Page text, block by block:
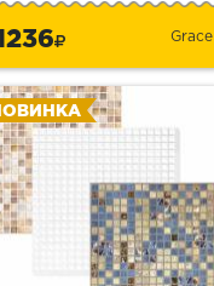
Grace